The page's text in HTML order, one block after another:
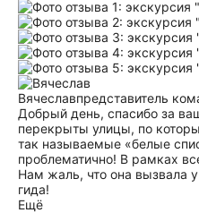
Вячеславпредставитель
Добрый день, спасибо за
перекрыты улицы, по
так называемые «белые
проблематично! В рамках
Нам жаль, что она вызвала
гида!
Ещё